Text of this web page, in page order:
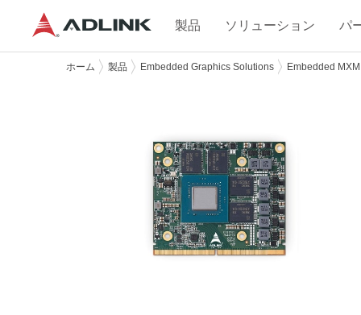
製品 ソリューション パ
ホーム 製品 Embedded Graphics Solutions Embedded